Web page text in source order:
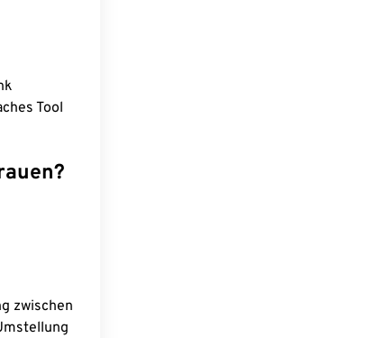
Tool
zwischen